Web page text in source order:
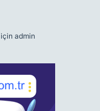
için admin